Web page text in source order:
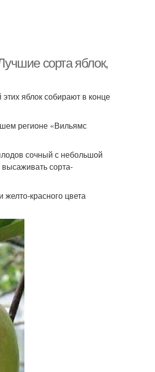
сорта яблок,
яблок собирают в конце
регионе «Вильямс
сочный с небольшой
сорта-
красного цвета